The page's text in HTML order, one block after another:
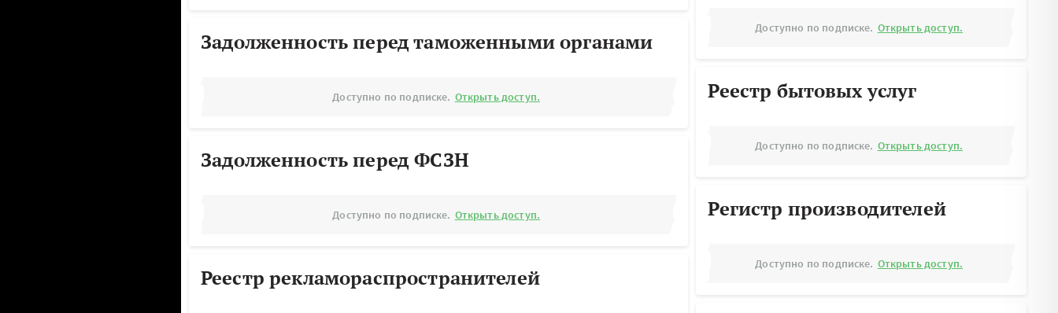
Задолженность перед таможенными органами
Доступно по подписке. Открыть доступ.
Задолженность перед ФСЗН
Доступно по подписке. Открыть доступ.
Реестр рекламораспространителей
Доступно по подписке. Открыть доступ.
Реестр бытовых услуг
Доступно по подписке. Открыть доступ.
Регистр производителей
Доступно по подписке. Открыть доступ.